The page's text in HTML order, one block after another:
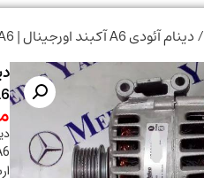
/ دینام آئودی A6 آکبند اورجینال | Brand New Original Alternator for Audi A6